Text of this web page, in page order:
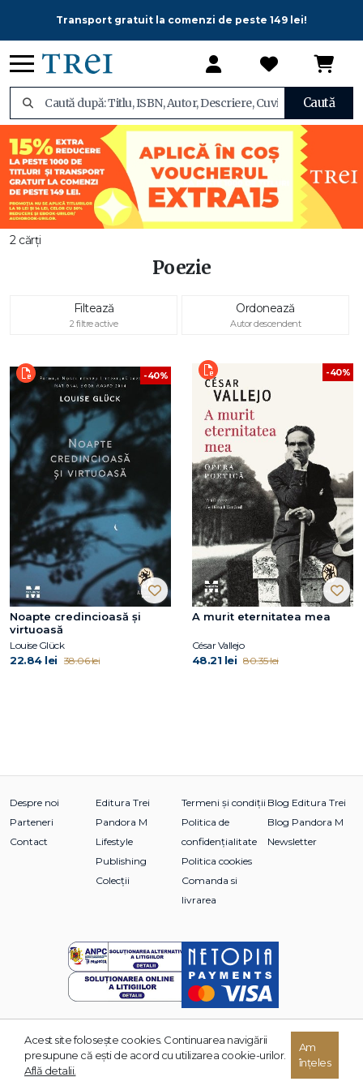
Transport gratuit la comenzi de peste 149 lei!
Caută
2 cărți
Poezie
Filtează
2 filtre active
Ordonează
Autor descendent
-40%
Noapte credincioasă și
virtuoasă
Louise Glück
22.84 lei 38.06 lei
-40%
A murit eternitatea mea
César Vallejo
48.21 lei 80.35 lei
Despre noi
Parteneri
Contact
Editura Trei
Pandora M
Lifestyle
Publishing
Colecții
Termeni și condiții
Politica de
confidențialitate
Politica cookies
Comanda si
livrarea
Blog Editura Trei
Blog Pandora M
Newsletter
© 2026 Grupul Editorial TREI. Toate drepturile rezervate.
Acest site foloseşte cookies. Continuarea navigării
presupune că eşti de acord cu utilizarea cookie-urilor.
Află detalii.
Am
înțeles